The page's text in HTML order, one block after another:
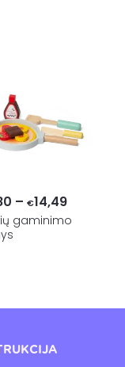
– €14,49Price
range:
gaminimo